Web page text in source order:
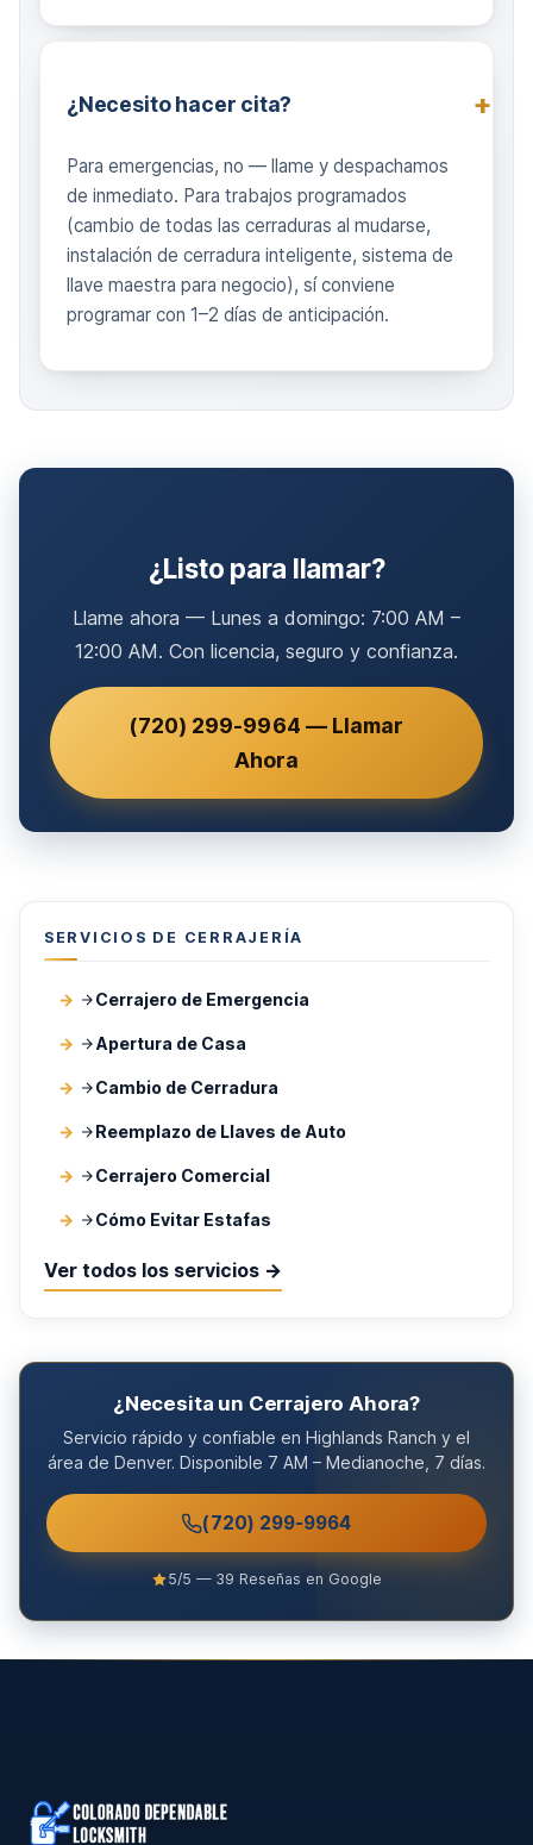
¿Necesito hacer cita?
Para emergencias, no — llame y despachamos
de inmediato. Para trabajos programados
(cambio de todas las cerraduras al mudarse,
instalación de cerradura inteligente, sistema de
llave maestra para negocio), sí conviene
programar con 1–2 días de anticipación.
¿Listo para llamar?
Llame ahora — Lunes a domingo: 7:00 AM –
12:00 AM. Con licencia, seguro y confianza.
(720) 299-9964 — Llamar
Ahora
SERVICIOS DE CERRAJERÍA
Cerrajero de Emergencia
Apertura de Casa
Cambio de Cerradura
Reemplazo de Llaves de Auto
Cerrajero Comercial
Cómo Evitar Estafas
Ver todos los servicios →
¿Necesita un Cerrajero Ahora?
Servicio rápido y confiable en Highlands Ranch y el
área de Denver. Disponible 7 AM – Medianoche, 7 días.
(720) 299-9964
5/5 — 39 Reseñas en Google